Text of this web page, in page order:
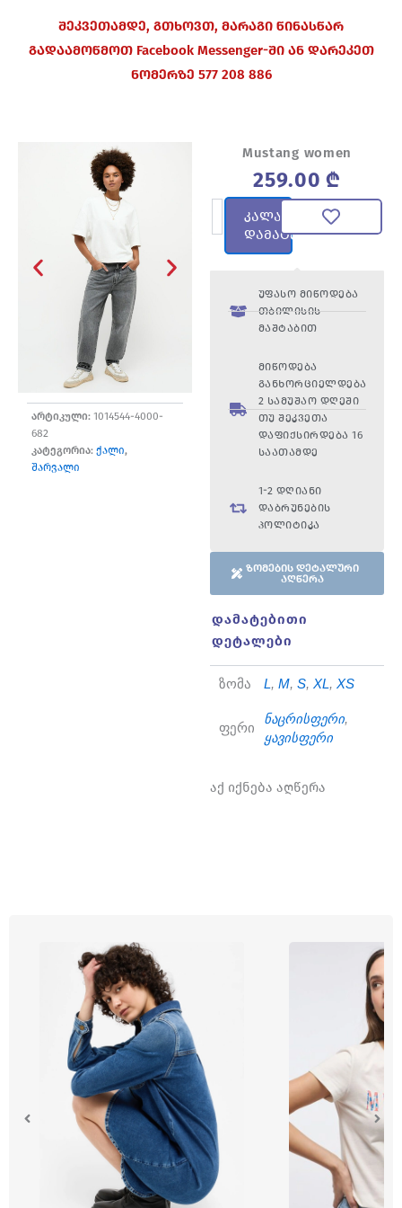
შეკვეთამდე, გთხოვთ, მარაგი წინასწარ
გადაამოწმოთ Facebook Messenger-ში ან დარეკეთ
ნომერზე 577 208 886
არტიკული: 1014544-4000-
682
კატეგორია: ქალი,
შარვალი
Mustang women
259.00₾
რაოდენობა:
Mustang
women
კალათაში
დამატება
უფასო მიწოდება
თბილისის
მაშტაბით
მიწოდება
განხორციელდება
2 სამუშაო დღეში
თუ შეკვეთა
დაფიქსირდება 16
საათამდე
1-2 დღიანი
დაბრუნების
პოლიტიკა
ზომების დეტალური
აღწერა
დამატებითი
დეტალები
ზომა L, M, S, XL, XS
ფერი
ნაცრისფერი,
ყავისფერი
აქ იქნება აღწერა